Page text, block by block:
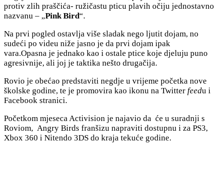
protiv zlih praščića- ružičastu pticu plavih očiju jednostavno
nazvanu – „Pink Bird“.
Na prvi pogled ostavlja više sladak nego ljutit dojam, no
sudeći po videu niže jasno je da prvi dojam ipak
vara.Opasna je jednako kao i ostale ptice koje djeluju puno
agresivnije, ali joj je taktika nešto drugačija.
Rovio je obećao predstaviti negdje u vrijeme početka nove
školske godine, te je promovira kao ikonu na Twitter feedu i
Facebook stranici.
Početkom mjeseca Activision je najavio da će u suradnji s
Roviom, Angry Birds franšizu napraviti dostupnu i za PS3,
Xbox 360 i Nitendo 3DS do kraja tekuće godine.